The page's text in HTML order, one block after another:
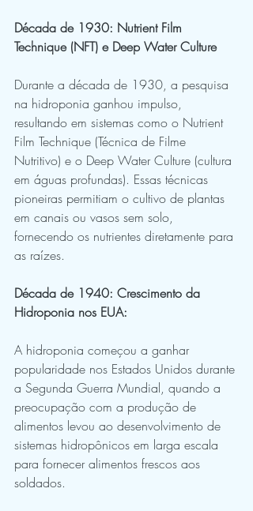
Década de 1930: Nutrient Film
Technique (NFT) e Deep Water Culture
Durante a década de 1930, a pesquisa
na hidroponia ganhou impulso,
resultando em sistemas como o Nutrient
Film Technique (Técnica de Filme
Nutritivo) e o Deep Water Culture (cultura
em águas profundas). Essas técnicas
pioneiras permitiam o cultivo de plantas
em canais ou vasos sem solo,
fornecendo os nutrientes diretamente para
as raízes.
Década de 1940: Crescimento da
Hidroponia nos EUA:
A hidroponia começou a ganhar
popularidade nos Estados Unidos durante
a Segunda Guerra Mundial, quando a
preocupação com a produção de
alimentos levou ao desenvolvimento de
sistemas hidropônicos em larga escala
para fornecer alimentos frescos aos
soldados.